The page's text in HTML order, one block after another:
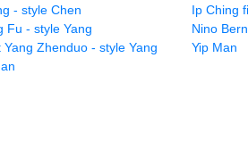
- style Chen
Fu - style Yang
Yang Zhenduo - style Yang
Ip Ching
Nino
Yip Man